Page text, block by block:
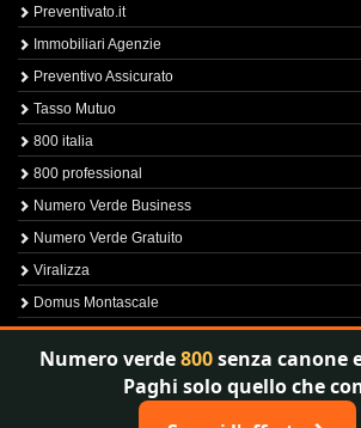
Preventivato.it
Immobiliari Agenzie
Preventivo Assicurato
Tasso Mutuo
800 italia
800 professional
Numero Verde Business
Numero Verde Gratuito
Viralizza
Domus Montascale
Sprint800
Verfica Numero Verde
Numero verde800senza canone
Paghi solo quello che